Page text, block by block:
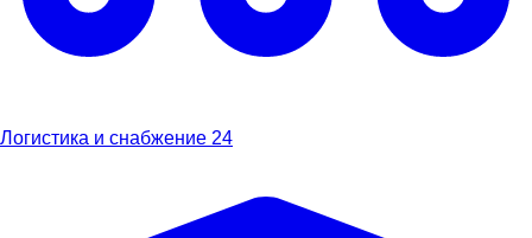
Логистика и снабжение 24